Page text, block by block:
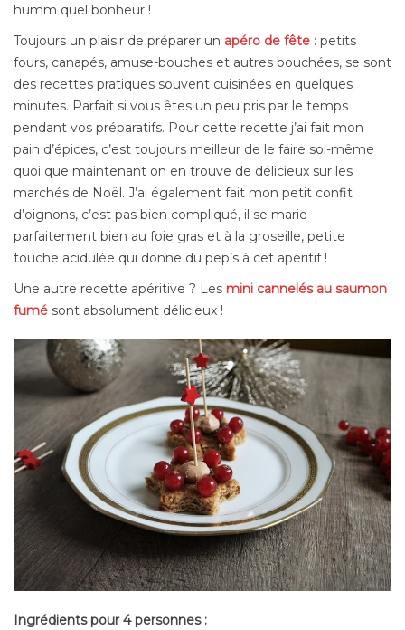
humm quel bonheur !
Toujours un plaisir de préparer un apéro de fête : petits
fours, canapés, amuse-bouches et autres bouchées, se sont
des recettes pratiques souvent cuisinées en quelques
minutes. Parfait si vous êtes un peu pris par le temps
pendant vos préparatifs. Pour cette recette j’ai fait mon
pain d’épices, c’est toujours meilleur de le faire soi-même
quoi que maintenant on en trouve de délicieux sur les
marchés de Noël. J’ai également fait mon petit confit
d’oignons, c’est pas bien compliqué, il se marie
parfaitement bien au foie gras et à la groseille, petite
touche acidulée qui donne du pep’s à cet apéritif !
Une autre recette apéritive ? Les mini cannelés au saumon
fumé sont absolument délicieux !
Ingrédients pour 4 personnes :